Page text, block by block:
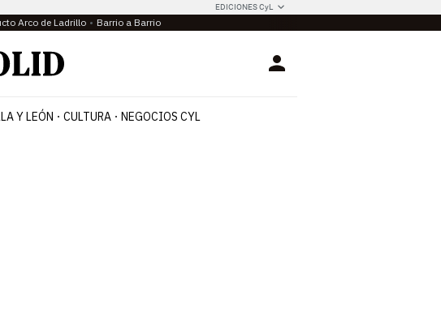
EDICIONES CyL
Arco de Ladrillo Barrio a Barrio
Login
Y LEÓN CULTURA NEGOCIOS CYL